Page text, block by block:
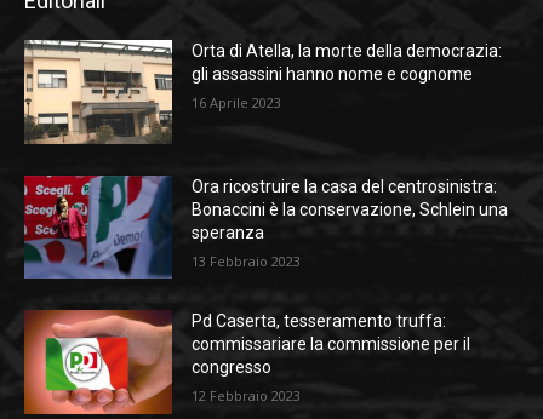
Orta di Atella, la morte della democrazia:
gli assassini hanno nome e cognome
16 Aprile 2023
Ora ricostruire la casa del centrosinistra:
Bonaccini è la conservazione, Schlein una
speranza
13 Febbraio 2023
Pd Caserta, tesseramento truffa:
commissariare la commissione per il
congresso
12 Febbraio 2023